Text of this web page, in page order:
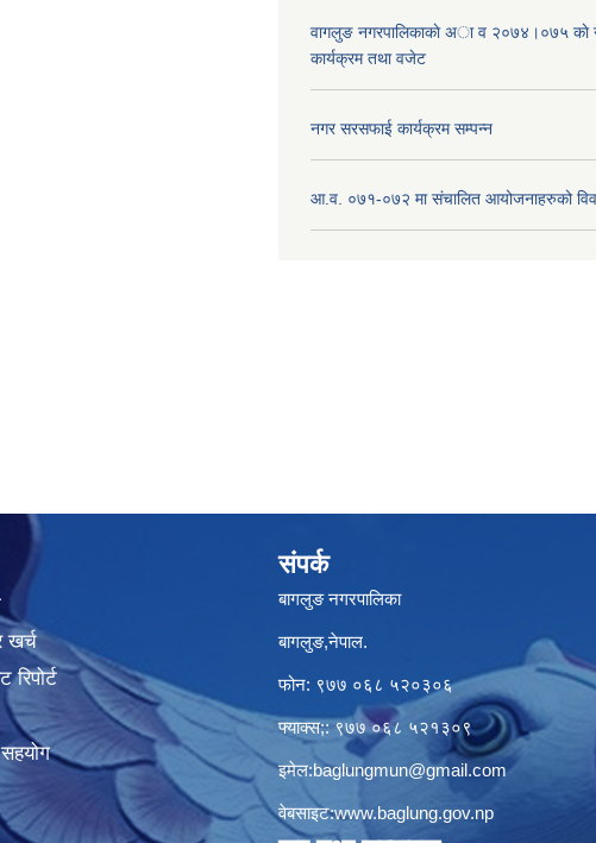
वागलुङ नगरपालिकाकाे अा‍ व २०७४।०७५ काे
कार्यक्रम तथा वजेट
नगर सरसफाई कार्यक्रम सम्पन्न
आ.व. ०७१-०७२ मा संचालित आयोजनाहरुको
खर्च
संपर्क
बागलुङ नगरपालिका
बागलुङ,नेपाल.
फोन: ९७७ ०६८ ५२०३०६
फ्याक्स;: ९७७ ०६८ ५२१३०९
इमेल:baglungmun@gmail.com
वेबसाइट:www.baglung.gov.np